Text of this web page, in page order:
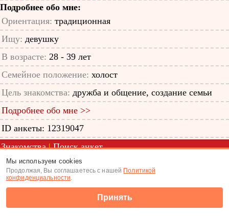
Подробнее обо мне:
Ориентация: традиционная
Ищу: девушку
В возрасте: 28 - 39 лет
Семейное положение: холост
Цель знакомства: дружба и общение, создание семьи
Подробнее обо мне >>
ID анкеты: 12319047
Знакомства|Поиск анкет
(c) Tabor.ru 2026
Мы используем cookies
Продолжая, Вы соглашаетесь с нашей Политикой
конфиденциальности.
Принять